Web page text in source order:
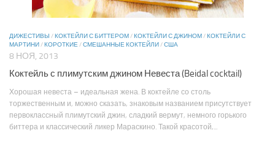
ДИЖЕСТИВЫ / КОКТЕЙЛИ С БИТТЕРОМ / КОКТЕЙЛИ С ДЖИНОМ / КОКТЕЙЛИ С
МАРТИНИ / КОРОТКИЕ/СМЕШАННЫЕ КОКТЕЙЛИ /США
8 НОЯ, 2013
Коктейль с плимутским джином Невеста (Beidal cocktail)
Хорошая невеста – идеальная жена. В коктейле со столь
торжественным и, можно сказать, знаковым названием присутствует
первоклассный плимутский джин, сладкий вермут, немного горького
биттера и классический ликер Мараскино. Такой красотой,...